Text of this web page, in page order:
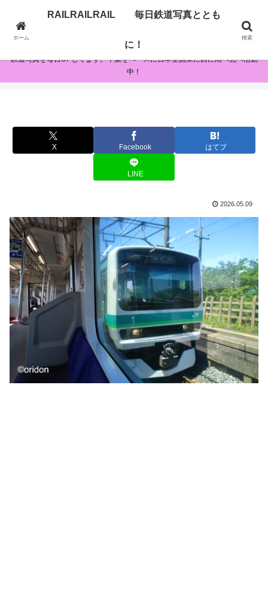
RAILRAILRAIL 毎日鉄道写真とともに！
鉄道写真を毎日UPしてます。千葉をベースに日本全国東に西に南へ北へ活動
中！
X Facebook はてブ
LINE
2026.05.09
ホーム
RAILRAILRAIL 毎日鉄道写真ととも
に！
検索